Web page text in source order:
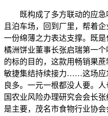
既构成了多方联动的应急
且泊车场，回到厂里，帮着
一份绵薄之力表达支撑。既
橘洲饼业董事长张启瑞第一
的标的目的，这款用畅销果
敏捷集结持续接力……这场应
良多。一元一根都没人要。
国农业风险办理研究会会长
是主要，茂名市食物行业协